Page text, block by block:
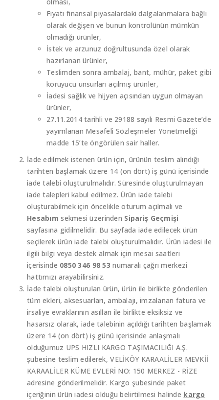
Fiyatı finansal piyasalardaki dalgalanmalara bağlı
olarak değişen ve bunun kontrolünün mümkün
olmadığı ürünler,
İstek ve arzunuz doğrultusunda özel olarak
hazırlanan ürünler,
Teslimden sonra ambalaj, bant, mühür, paket gibi
koruyucu unsurları açılmış ürünler,
İadesi sağlık ve hijyen açısından uygun olmayan
ürünler,
27.11.2014 tarihli ve 29188 sayılı Resmi Gazete’de
yayımlanan Mesafeli Sözleşmeler Yönetmeliği
madde 15’te öngörülen sair haller.
İade edilmek istenen ürün için, ürünün teslim alındığı
tarihten başlamak üzere 14 (on dört) iş günü içerisinde
iade talebi oluşturulmalıdır. Süresinde oluşturulmayan
iade talepleri kabul edilmez. Ürün iade talebi
oluşturabilmek için öncelikle oturum açılmalı ve
Hesabım sekmesi üzerinden Sipariş Geçmişi
sayfasına gidilmelidir. Bu sayfada iade edilecek ürün
seçilerek ürün iade talebi oluşturulmalıdır. Ürün iadesi ile
ilgili bilgi veya destek almak için mesai saatleri
içerisinde 0850 346 98 53 numaralı çağrı merkezi
hattımızı arayabilirsiniz.
İade talebi oluşturulan ürün, ürün ile birlikte gönderilen
tüm ekleri, aksesuarları, ambalajı, imzalanan fatura ve
irsaliye evraklarının asılları ile birlikte eksiksiz ve
hasarsız olarak, iade talebinin açıldığı tarihten başlamak
üzere 14 (on dört) iş günü içerisinde anlaşmalı
olduğumuz UPS HIZLI KARGO TAŞIMACILIĞI A.Ş.
şubesine teslim edilerek, VELİKÖY KARAALİLER MEVKİİ
KARAALİLER KÜME EVLERİ NO: 150 MERKEZ - RİZE
adresine gönderilmelidir. Kargo şubesinde paket
içeriğinin ürün iadesi olduğu belirtilmesi halinde kargo